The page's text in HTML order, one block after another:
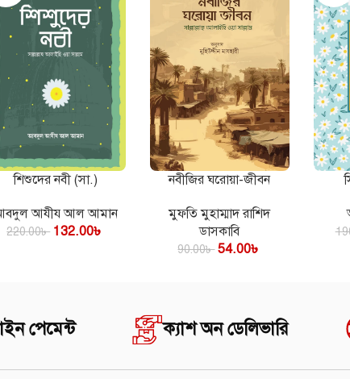
যোগ করুন
শিশুদের নবী (সা.)
আযীয আল আমান
220.00৳ 132.00৳
কার্টে যোগ করুন
নবীজির ঘরোয়া-জীবন
মুফতি মুহাম্মাদ রাশিদ
ডাসকাবি
90.00৳ 54.00৳
কার্টে
পেমেন্ট ক্যাশ অন ডেলিভারি